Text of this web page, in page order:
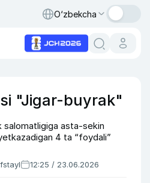
O‘zbekcha
"Jigar-buyrak"
salomatligiga asta-sekin
4 ta “foydali”
12:25 / 23.06.2026